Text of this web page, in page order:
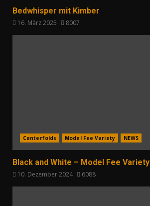
Bedwhisper mit Kimber
16. März 2025 8007
Centerfolds Model Fee Variety NEWS
Black and White – Model Fee Variety
10. Dezember 2024 6088